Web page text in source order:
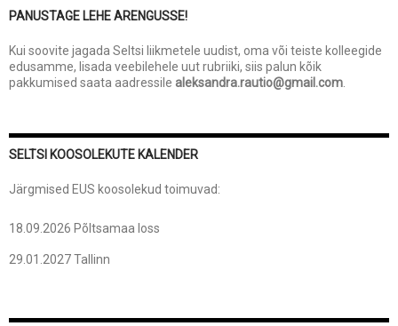
PANUSTAGE LEHE ARENGUSSE!
Kui soovite jagada Seltsi liikmetele uudist, oma või teiste kolleegide
edusamme, lisada veebilehele uut rubriiki, siis palun kõik
pakkumised saata aadressile aleksandra.rautio@gmail.com
SELTSI KOOSOLEKUTE KALENDER
Järgmised EUS koosolekud toimuvad:
18.09.2026 Põltsamaa loss
29.01.2027 Tallinn